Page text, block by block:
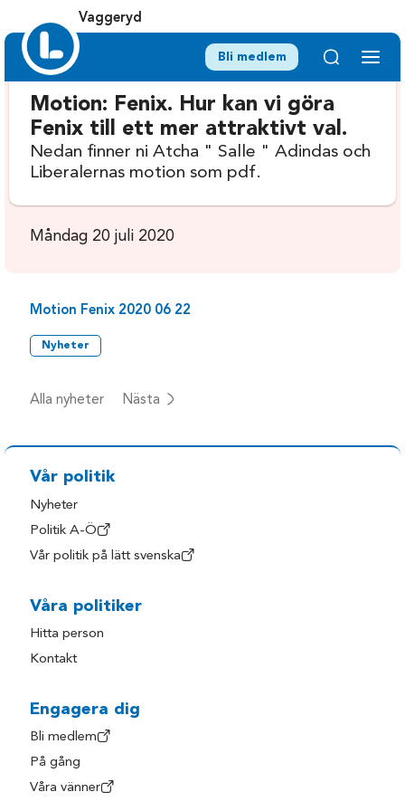
Vaggeryd
Bli medlem
Motion: Fenix. Hur kan vi göra
Fenix till ett mer attraktivt val.
Nedan finner ni Atcha " Salle " Adindas och
Liberalernas motion som pdf.
Måndag 20 juli 2020
Motion Fenix 2020 06 22
Nyheter
Alla nyheter Nästa
Vår politik
Nyheter
Politik A-Ö
Vår politik på lätt svenska
Våra politiker
Hitta person
Kontakt
Engagera dig
Bli medlem
På gång
Våra vänner